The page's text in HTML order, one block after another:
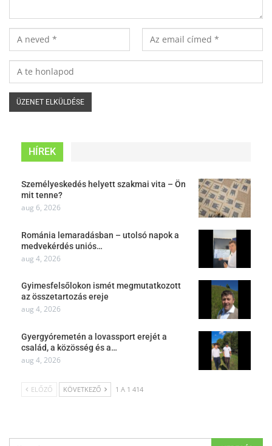
HÍREK
Személyeskedés helyett szakmai vita – Ön
mit tenne?
aug 6, 2026
Románia lemaradásban – utolsó napok a
medvekérdés uniós…
aug 4, 2026
Gyimesfelsőlokon ismét megmutatkozott
az összetartozás ereje
aug 4, 2026
Gyergyóremetén a lovassport erejét a
család, a közösség és a…
aug 4, 2026
ELŐZŐ KÖVETKEZŐ 1 A 1 414